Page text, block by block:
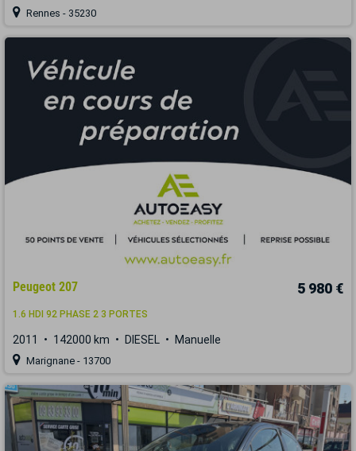
Rennes - 35230
Peugeot 207 5 980 €
1.6 HDI 92 PHASE 2 3 PORTES
2011 142000 km DIESEL Manuelle
Marignane - 13700